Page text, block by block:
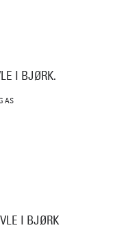
I BJØRK.
AS
I BJØRK